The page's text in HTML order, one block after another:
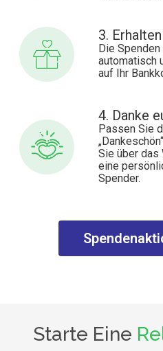
3.
Die
automatisch
auf Ihr
4. Danke
Passen Sie
Sie über das
eine
Spender.
Starte Eine